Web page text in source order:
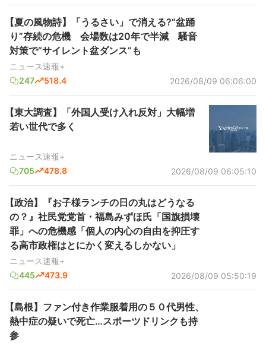
【夏の風物詩】「うるさい」で消える?“盆踊
り”存続の危機 会場数は20年で半減 騒音
対策で“サイレント盆ダンス”も
ニュース速報+
247
518.4 2026/08/09 06:06:00
【東大調査】「外国人受け入れ反対」大幅増
若い世代で多く
ニュース速報+
705
478.8 2026/08/09 06:05:10
【政治】『お子様ランチの日の丸はどうなる
の？』社民党党首・福島みずほ氏「国旗損壊
罪」への危機感「個人の内心の自由を抑圧す
る高市政権はとにかく変えるしかない」
ニュース速報+
445
473.9 2026/08/09 05:50:19
【島根】ファン付き作業服着用の５０代男性、
熱中症の疑いで死亡…スポーツドリンクも持
参